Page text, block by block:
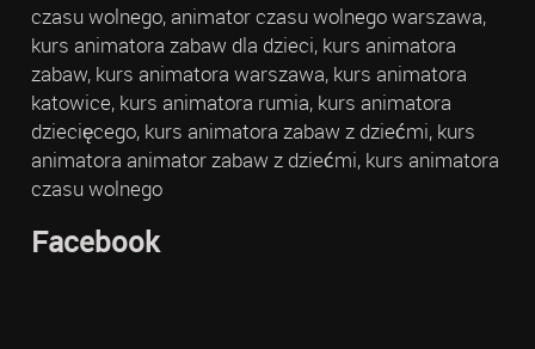
czasu wolnego, animator czasu wolnego warszawa,
kurs animatora zabaw dla dzieci, kurs animatora
zabaw, kurs animatora warszawa, kurs animatora
katowice, kurs animatora rumia, kurs animatora
dziecięcego, kurs animatora zabaw z dziećmi, kurs
animatora animator zabaw z dziećmi, kurs animatora
czasu wolnego
Facebook